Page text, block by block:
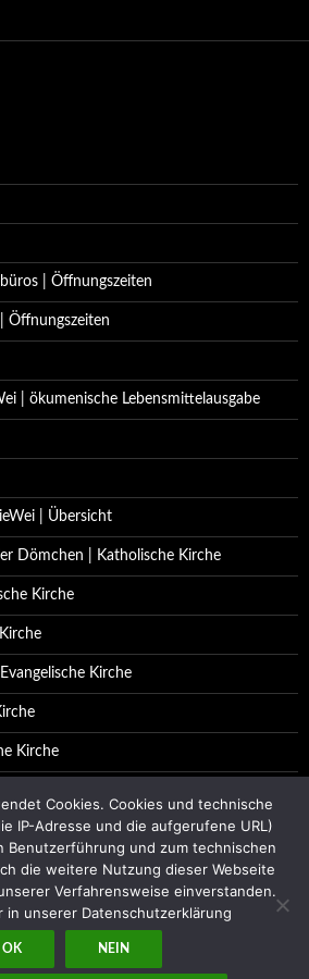
| Öffnungszeiten
Öffnungszeiten
| ökumenische Lebensmittelausgabe
| Übersicht
Dömchen | Katholische Kirche
Kirche
Kirche
Kirche
Kirche
Cookies. Cookies und technische
IP-Adresse und die aufgerufene URL)
Benutzerführung und zum technischen
die weitere Nutzung dieser Webseite
Verfahrensweise einverstanden.
in unserer Datenschutzerklärung
OK NEIN